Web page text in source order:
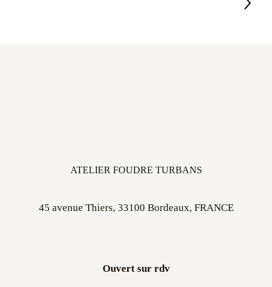
ATELIER FOUDRE TURBANS
45 avenue Thiers, 33100 Bordeaux, FRANCE
Ouvert sur rdv